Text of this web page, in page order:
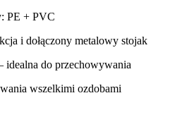
PE + PVC
i dołączony metalowy stojak
idealna do przechowywania
wszelkimi ozdobami